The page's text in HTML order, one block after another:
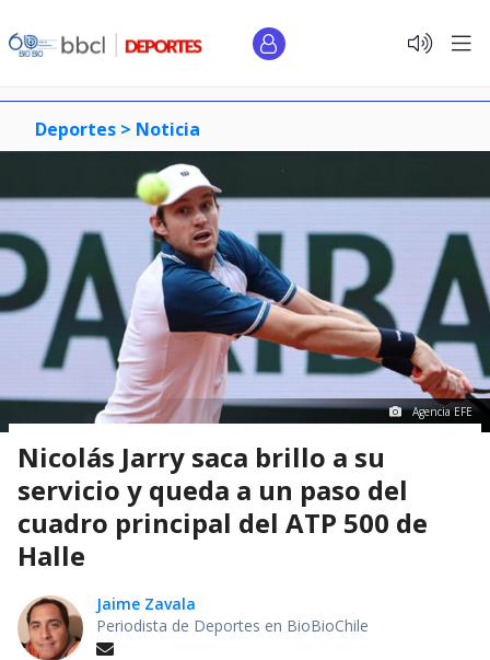
Deportes > Noticia
Agencia EFE
Nicolás Jarry saca brillo a su
servicio y queda a un paso del
cuadro principal del ATP 500 de
Halle
Jaime Zavala
Periodista de Deportes en BioBioChile